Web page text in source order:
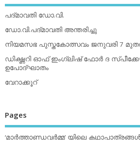
പദ്മാവതി ഡോ.വി.
ഡോ.വി.പദ്മാവതി അന്തരിച്ചു
നിയമസഭ പുസ്തകോത്സവം ജനുവരി 7
ഡിക്ഷ്ണറി ഓഫ് ഇംഗ്ലിഷ് ഫോര്‍ ദ
ഉപോദ്ഘാതം
വേറാക്കൂറ്
Pages
‘മാര്‍ത്താണ്ഡവര്‍മ്മ’ യിലെ